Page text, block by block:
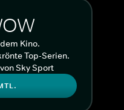
Kino.
Top-Serien.
Sky Sport